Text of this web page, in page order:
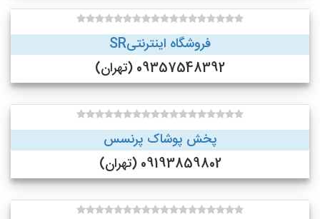
فروشگاه اینترنتیSR
09357548392 (تهران)
پخش پوشاک پرنسس
09193859802 (تهران)